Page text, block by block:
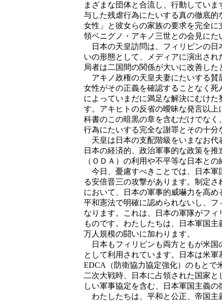
まざまな団体と合流し、行動してい
与した残虐行為にたいする真の徹底
女性」と彼女らの家族の要求を完全
領ベニグノ・アキノ三世との会見に
日本の天皇訪問は、フィリピンの日
いの形態として、メディアに演出さ
局者は二国間の関係が大いに改善し
アキノ政権の天皇夫妻にたいする賛
女性がその正義を確認することなく
によっていまだに満足な解決にむけ
す。アキヒトの反省の曖昧な発言以
科書のこの暗黒の章を含むだけでな
行為にたいする完全な謝罪とその十分
天皇は日本の支配階級をいまなお代
日本の経済的、政治軍事的な政策を
（ＯＤＡ）の利用や不平等な日本と
今日、憂慮すべきことでは、日本軍
る安倍晋三の攻撃があります。制定
において、日本の軍事的威嚇力を高
平和憲法で明確に認められないし、
なります。これは、日本の軍隊がフ
ものです。わたしたちは、日本軍国
万人規模の闘いに加わります。
日本もフィリピンも両方ともが米国
として利用されています。日本は米
EDCA（防衛協力協定強化）のもとで
二次大戦時、日本に占領された国家
しい軍事協定を含む、日本軍国主義
わたしたちは、平和と公正、帝国主